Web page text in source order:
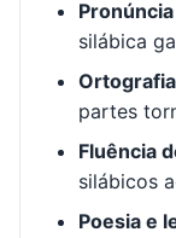
silábica
partes
Fluência
silábicos
Poesia e